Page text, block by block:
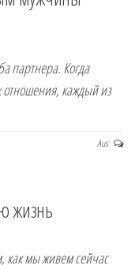
партнера. Когда
каждый из
Aus
жизнь
как мы живем сейчас